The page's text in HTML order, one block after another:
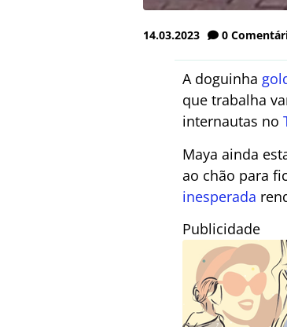
14.03.2023 0
A doguinha
que trabalha
internautas no
Maya ainda
ao chão para
inesperada
Publicidade